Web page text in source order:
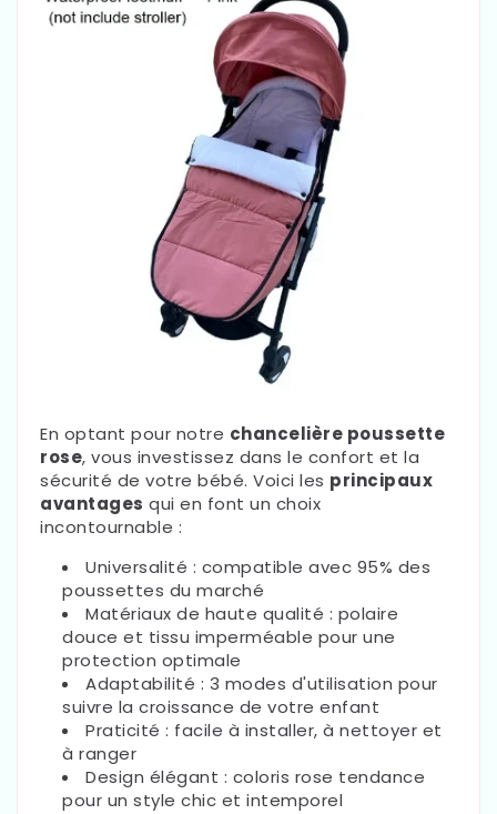
En optant pour notre chancelière poussette
rose, vous investissez dans le confort et la
sécurité de votre bébé. Voici les principaux
avantages qui en font un choix
incontournable :
Universalité : compatible avec 95% des
poussettes du marché
Matériaux de haute qualité : polaire
douce et tissu imperméable pour une
protection optimale
Adaptabilité : 3 modes d'utilisation pour
suivre la croissance de votre enfant
Praticité : facile à installer, à nettoyer et
à ranger
Design élégant : coloris rose tendance
pour un style chic et intemporel